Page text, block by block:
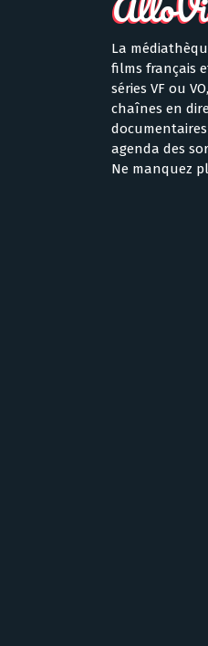
La
films français
séries VF ou
chaînes en
agenda des
Ne manquez